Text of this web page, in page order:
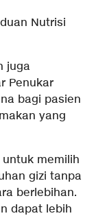
Nutrisi
juga
Penukar
bagi pasien
yang
memilih
gizi tanpa
berlebihan.
dapat lebih